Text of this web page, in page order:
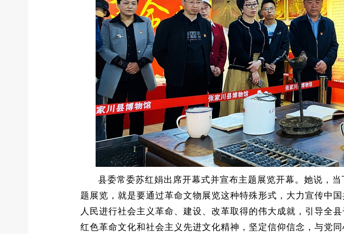
县委常委苏红娟出席开幕式并宣布主题展览开幕。她说，
题展览，就是要通过革命文物展览这种特殊形式，大力宣传中
人民进行社会主义革命、建设、改革取得的伟大成就，引导全
红色革命文化和社会主义先进文化精神，坚定信仰信念，与党